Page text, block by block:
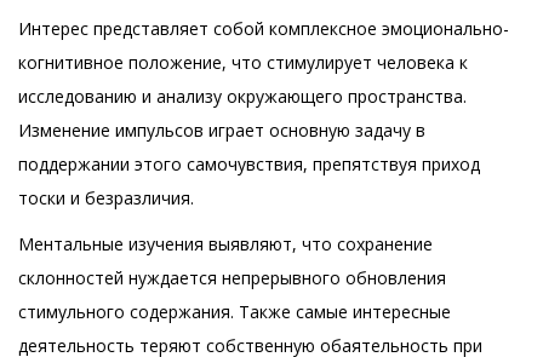
Интерес представляет собой комплексное эмоционально-
когнитивное положение, что стимулирует человека к
исследованию и анализу окружающего пространства.
Изменение импульсов играет основную задачу в
поддержании этого самочувствия, препятствуя приход
тоски и безразличия.
Ментальные изучения выявляют, что сохранение
склонностей нуждается непрерывного обновления
стимульного содержания. Также самые интересные
деятельность теряют собственную обаятельность при